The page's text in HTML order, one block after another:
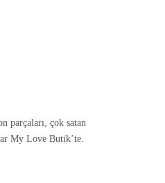
parçaları, çok satan
My Love Butik’te.